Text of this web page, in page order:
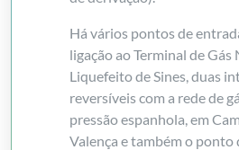
Há vários pontos de
ligação ao Terminal de Gás
Liquefeito de Sines, duas
reversíveis com a rede de
pressão espanhola, em
Valença e também o ponto